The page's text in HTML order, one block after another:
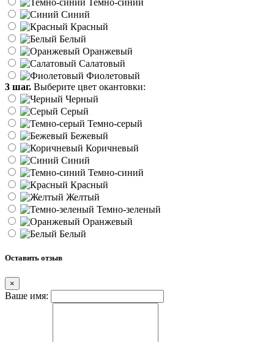
Темно-синий
Синий
Красный
Белый
Оранжевый
Салатовый
Фиолетовый
3 шаг. Выберите цвет окантовки:
Черный
Серый
Темно-серый
Бежевый
Коричневый
Синий
Темно-синий
Красный
Желтый
Темно-зеленый
Оранжевый
Белый
Оставить отзыв
×
Ваше имя: